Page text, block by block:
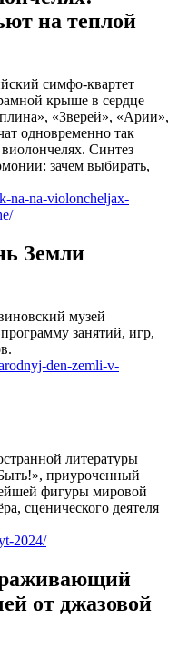
на теплой
симфо-квартет
крыше в сердце
«Зверей», «Арии»,
одновременно так
Синтез
зачем выбирать,
na-na-violoncheljax-
Земли
музей
занятий, игр,
den-zemli-v-
литературы
приуроченный
фигуры мировой
сценического деятеля
2024/
от джазовой